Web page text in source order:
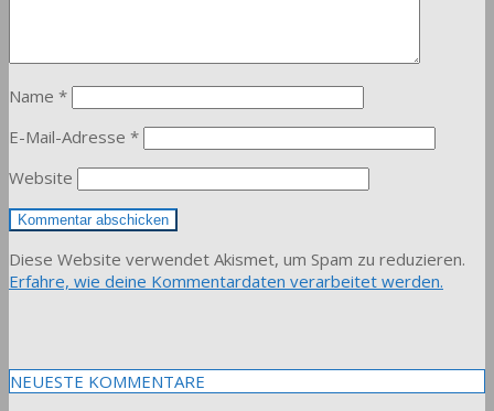
Name *
E-Mail-Adresse *
Website
Diese Website verwendet Akismet, um Spam zu reduzieren.
Erfahre, wie deine Kommentardaten verarbeitet werden.
NEUESTE KOMMENTARE